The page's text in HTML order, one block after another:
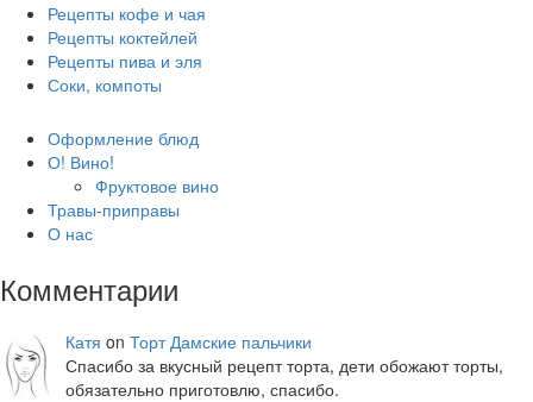
Рецепты кофе и чая
Рецепты коктейлей
Рецепты пива и эля
Соки, компоты
Оформление блюд
О! Вино!
Фруктовое вино
Травы-приправы
О нас
Комментарии
Катя on Торт Дамские пальчики
Спасибо за вкусный рецепт торта, дети обожают торты,
обязательно приготовлю, спасибо.